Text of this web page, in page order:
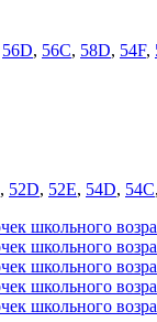
56D, 56C, 58D, 54F,
, 52D, 52E, 54D, 54C,